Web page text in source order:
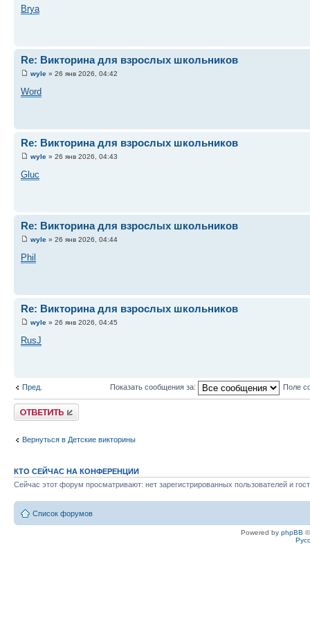
Brya
Re: Викторина для взрослых школьников
wyle » 26 янв 2026, 04:42
Word
Re: Викторина для взрослых школьников
wyle » 26 янв 2026, 04:43
Gluc
Re: Викторина для взрослых школьников
wyle » 26 янв 2026, 04:44
Phil
Re: Викторина для взрослых школьников
wyle » 26 янв 2026, 04:45
RusJ
Пред. Показать сообщения за: Поле
Ответить
Вернуться в Детские викторины
КТО СЕЙЧАС НА КОНФЕРЕНЦИИ
Сейчас этот форум просматривают: нет зарегистрированных пользователей и
Список форумов
Powered by phpBB